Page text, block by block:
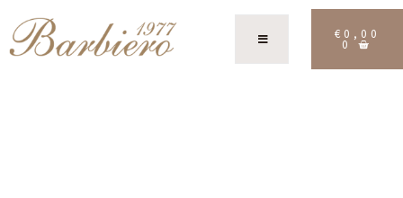
€ 0,00
0